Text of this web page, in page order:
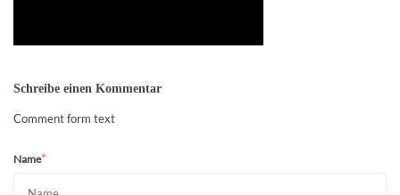
Schreibe einen Kommentar
Comment form text
Name*